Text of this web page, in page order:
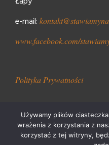
e-mail:
www.facebook.com/
Polityka Prywatności
Stawiamy Na Łapy 2018
Używamy plików
wrażenia z korzystania z
korzystać z tej witryny,